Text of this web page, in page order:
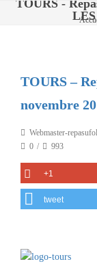
TOURS -
TOURS –
novembre
Webmaster-
0
993
+1
tweet